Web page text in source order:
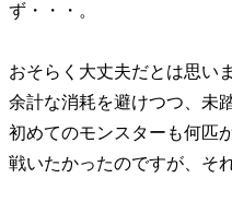
ず・・・。
おそらく大丈夫だとは思い
余計な消耗を避けつつ、未
初めてのモンスターも何匹
戦いたかったのですが、そ